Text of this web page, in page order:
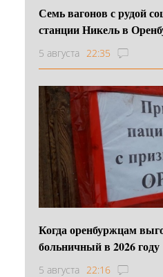
Семь вагонов с рудой
станции Никель в
5 августа 22:35
Когда оренбуржцам
больничный в 2026 году
5 августа 22:16